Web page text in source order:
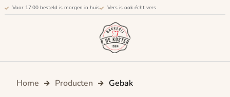
Voor 17:00 besteld is morgen in huis Vers is ook écht vers
Home Producten Gebak